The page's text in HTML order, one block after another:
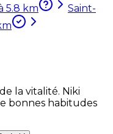
5.8 km
Saint-
la vitalité. Niki
bonnes habitudes